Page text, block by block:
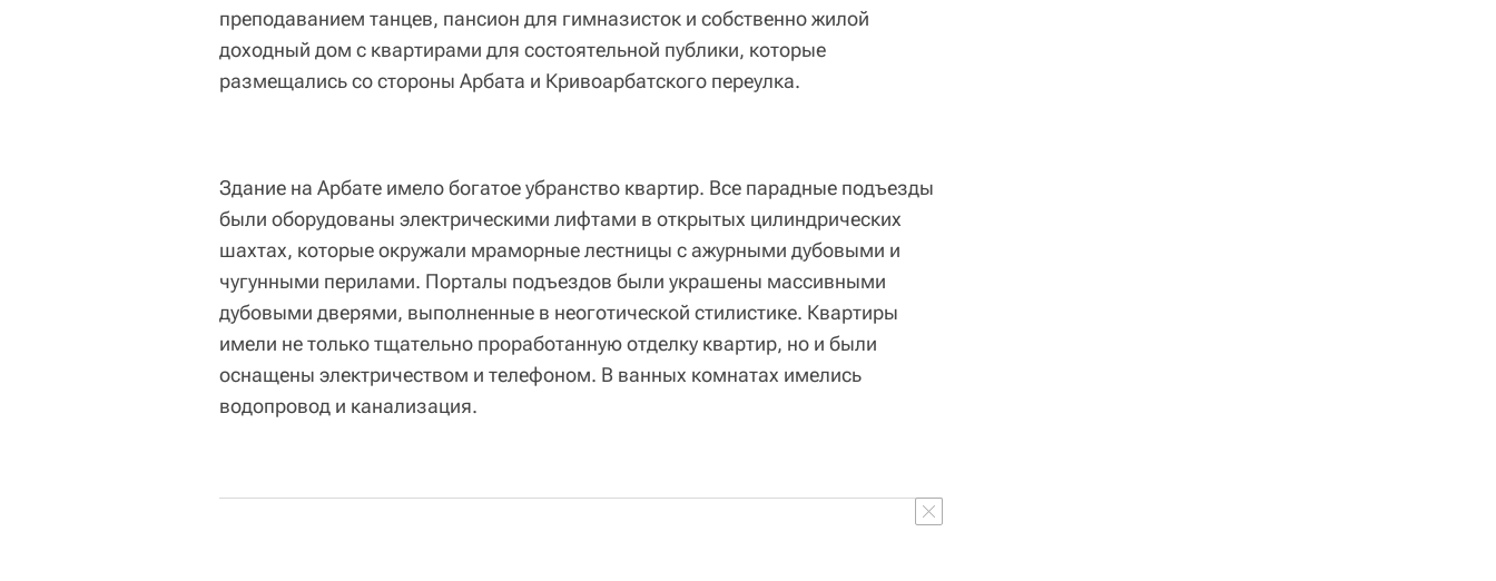
преподаванием танцев, пансион для гимназисток и собственно жилой
доходный дом с квартирами для состоятельной публики, которые
размещались со стороны Арбата и Кривоарбатского переулка.
Здание на Арбате имело богатое убранство квартир. Все парадные подъезды
были оборудованы электрическими лифтами в открытых цилиндрических
шахтах, которые окружали мраморные лестницы с ажурными дубовыми и
чугунными перилами. Порталы подъездов были украшены массивными
дубовыми дверями, выполненные в неоготической стилистике. Квартиры
имели не только тщательно проработанную отделку квартир, но и были
оснащены электричеством и телефоном. В ванных комнатах имелись
водопровод и канализация.